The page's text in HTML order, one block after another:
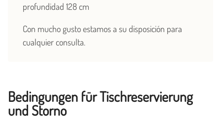
profundidad 128 cm
Con mucho gusto estamos a su disposición para
cualquier consulta.
Bedingungen für Tischreservierung
und Storno